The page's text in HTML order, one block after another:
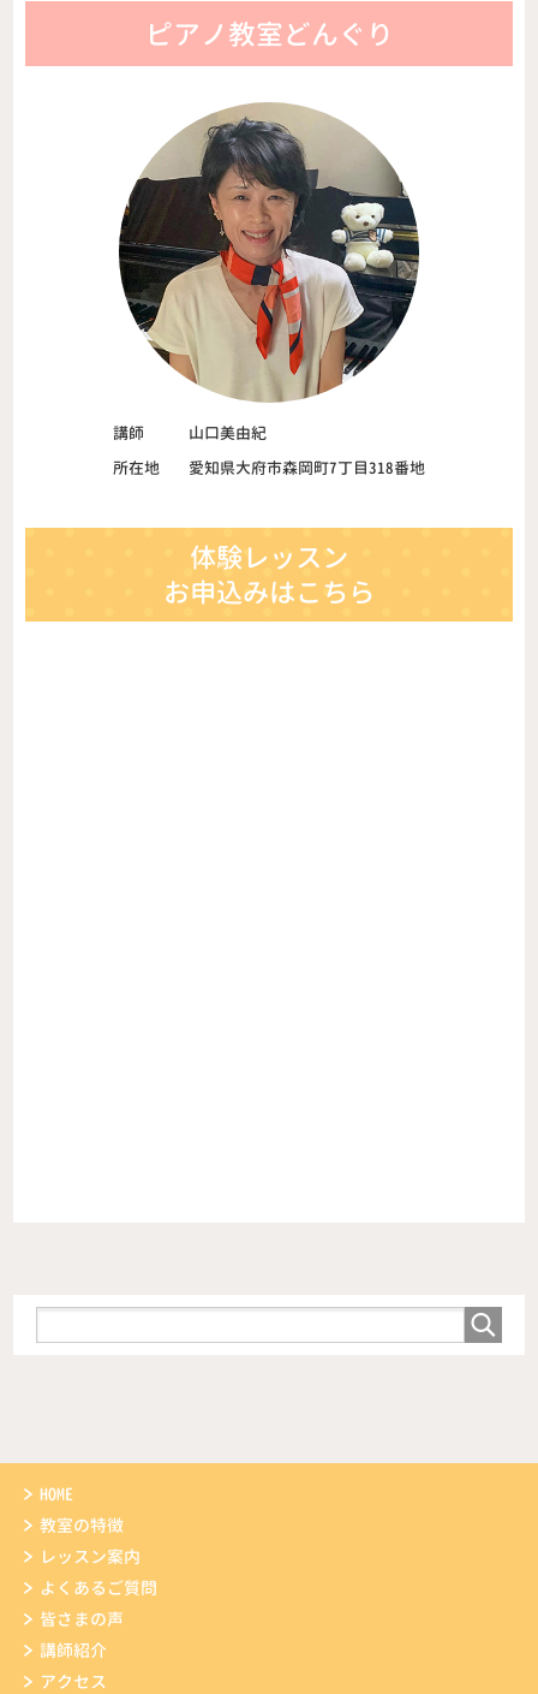
ピアノ教室どんぐり
講師
山口美由紀
所在地
愛知県大府市森岡町7丁目318番地
体験レッスン
お申込みはこちら
HOME
教室の特徴
レッスン案内
よくあるご質問
皆さまの声
講師紹介
アクセス